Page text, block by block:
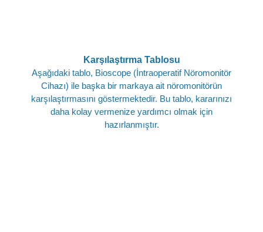
Karşılaştırma Tablosu
Aşağıdaki tablo, Bioscope (İntraoperatif Nöromonitör
Cihazı) ile başka bir markaya ait nöromonitörün
karşılaştırmasını göstermektedir. Bu tablo, kararınızı
daha kolay vermenize yardımcı olmak için
hazırlanmıştır.